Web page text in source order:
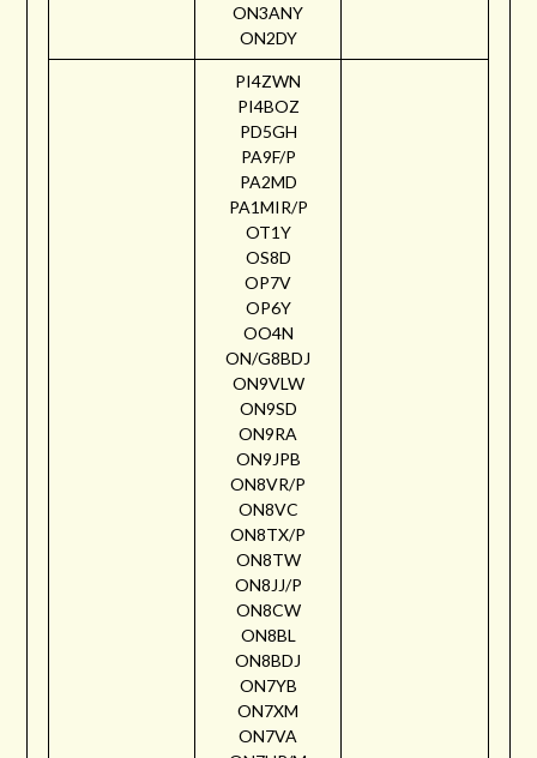
ON3ANY
ON2DY
PI4ZWN
PI4BOZ
PD5GH
PA9F/P
PA2MD
PA1MIR/P
OT1Y
OS8D
OP7V
OP6Y
OO4N
ON/G8BDJ
ON9VLW
ON9SD
ON9RA
ON9JPB
ON8VR/P
ON8VC
ON8TX/P
ON8TW
ON8JJ/P
ON8CW
ON8BL
ON8BDJ
ON7YB
ON7XM
ON7VA